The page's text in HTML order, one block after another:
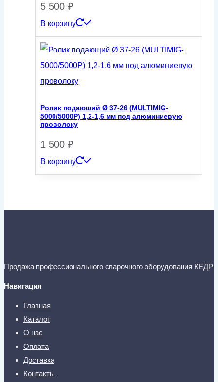
5 500 ₽
В корзину
Ролик подающий Ø 37-26 (MULTIMIG-
5000/5000P) 1,2-1,6 мм под алюминиевую
проволоку
1 500 ₽
В корзину
Продажа профессионального сварочного оборудования КЕДР
Навигация
Главная
Каталог
О нас
Оплата
Доставка
Контакты